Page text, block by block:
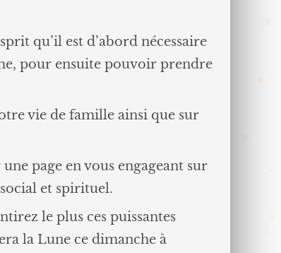
qu’il est d’abord nécessaire
pour ensuite pouvoir prendre
vie de famille ainsi que sur
page en vous engageant sur
et spirituel.
le plus ces puissantes
la Lune ce dimanche à